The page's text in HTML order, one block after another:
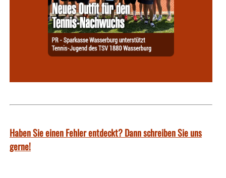
Haben Sie einen Fehler entdeckt? Dann schreiben Sie uns
gerne!